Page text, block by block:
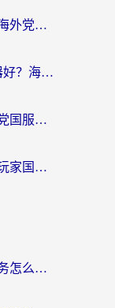
比利时怎么玩汤姆猫水上乐园？海外党国服游戏加速终极指南（附无畏契约食之契约解决办法）
剑网3游戏在国外卡用什么加速器好？海外党亲测有效的国服游戏加速指南
打地下城与勇士卡怎么办？海外党国服游戏加速终极指南（附北美欧洲实测）
国外打新诛仙延迟高？2026海外玩家国服游戏加速器终极指南（附天龙八部闪耀暖暖实测）
爱奇艺暂时不对所在地区提供服务怎么办？海外党亲测有效的追剧解决方案